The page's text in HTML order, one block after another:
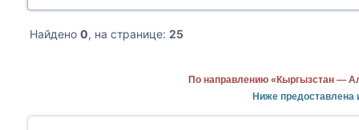
Найдено 0, на странице: 25
По направлению «Кыргызстан —
Ниже